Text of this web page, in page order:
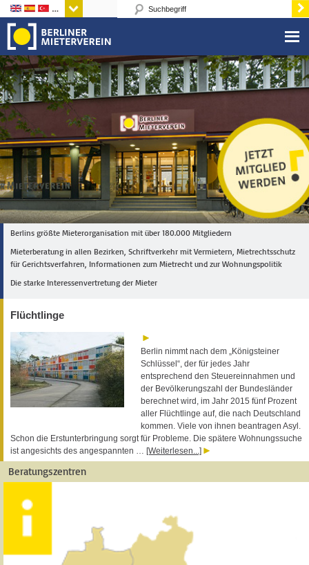
Sprachen
Berlins größte Mieterorganisation mit über 180.000 Mitgliedern
Mieterberatung in allen Bezirken, Schriftverkehr mit Vermietern, Mietrechtsschutz
für Gerichtsverfahren, Informationen zum Mietrecht und zur Wohnungspolitik
Die starke Interessenvertretung der Mieter
Flüchtlinge
Berlin nimmt nach dem „Königsteiner
Schlüssel“, der für jedes Jahr
entsprechend den Steuereinnahmen und
der Bevölkerungszahl der Bundesländer
berechnet wird, im Jahr 2015 fünf Prozent
aller Flüchtlinge auf, die nach Deutschland
kommen. Viele von ihnen beantragen Asyl.
Schon die Erstunterbringung sorgt für Probleme. Die spätere Wohnungssuche
ist angesichts des angespannten … [Weiterlesen...]
Beratungszentren